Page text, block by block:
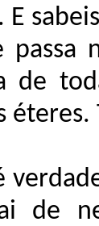
E
passa
de
éteres.
de